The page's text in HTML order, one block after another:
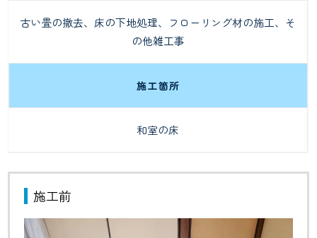
古い畳の撤去、床の下地処理、フローリング材の施工、そ
の他雑工事
施工箇所
和室の床
施工前